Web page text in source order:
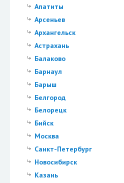
Апатиты
Арсеньев
Архангельск
Астрахань
Балаково
Барнаул
Барыш
Белгород
Белорецк
Бийск
Москва
Санкт-Петербург
Новосибирск
Казань